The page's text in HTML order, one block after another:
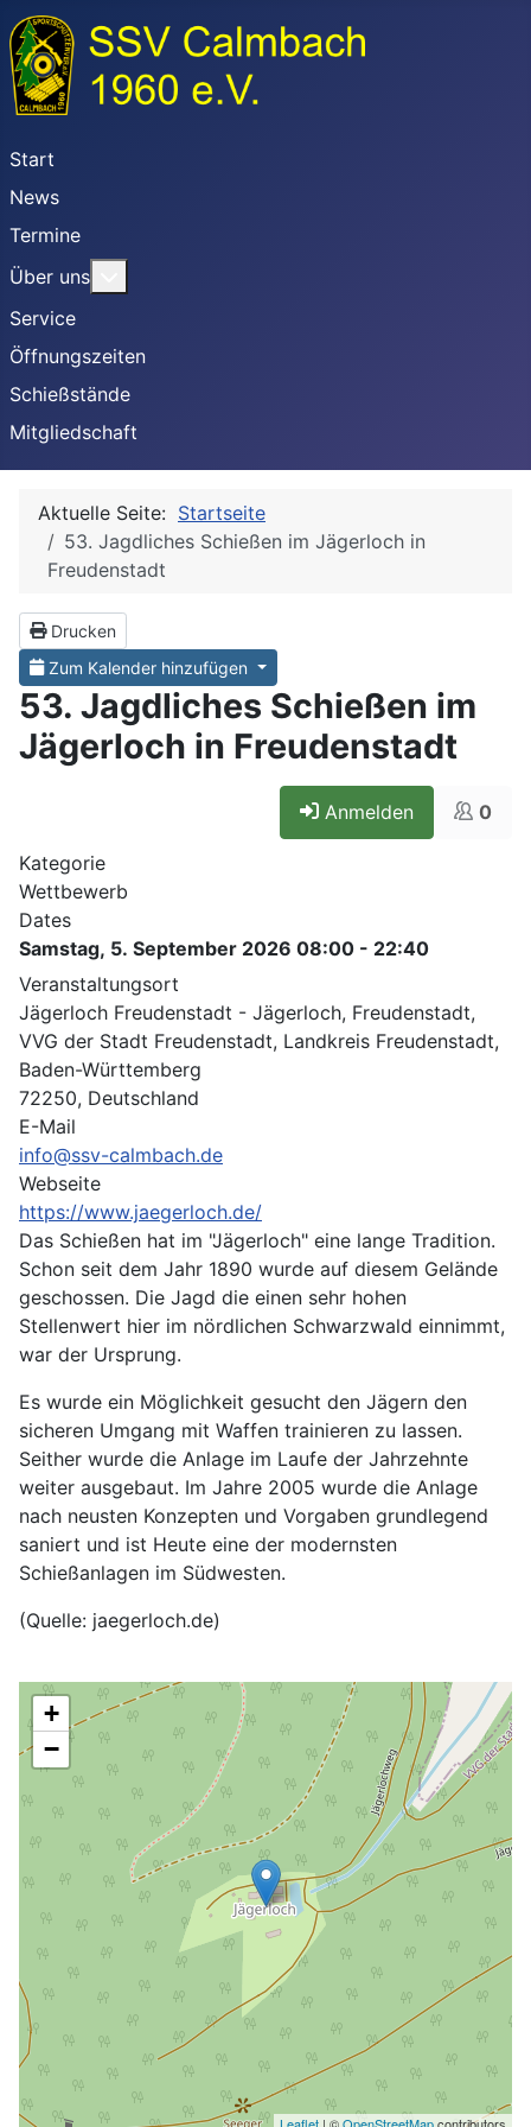
Start
News
Termine
Über uns
Service
Öffnungszeiten
Schießstände
Mitgliedschaft
Aktuelle Seite: Startseite
53. Jagdliches Schießen im Jägerloch in
Freudenstadt
Drucken
Zum Kalender hinzufügen
53. Jagdliches Schießen im
Jägerloch in Freudenstadt
Anmelden 0
Kategorie
Wettbewerb
Dates
Samstag, 5. September 2026 08:00 - 22:40
Veranstaltungsort
Jägerloch Freudenstadt - Jägerloch, Freudenstadt,
VVG der Stadt Freudenstadt, Landkreis Freudenstadt,
Baden-Württemberg
72250, Deutschland
E-Mail
info@ssv-calmbach.de
Webseite
https://www.jaegerloch.de/
Das Schießen hat im "Jägerloch" eine lange Tradition.
Schon seit dem Jahr 1890 wurde auf diesem Gelände
geschossen. Die Jagd die einen sehr hohen
Stellenwert hier im nördlichen Schwarzwald einnimmt,
war der Ursprung.
Es wurde ein Möglichkeit gesucht den Jägern den
sicheren Umgang mit Waffen trainieren zu lassen.
Seither wurde die Anlage im Laufe der Jahrzehnte
weiter ausgebaut. Im Jahre 2005 wurde die Anlage
nach neusten Konzepten und Vorgaben grundlegend
saniert und ist Heute eine der modernsten
Schießanlagen im Südwesten.
(Quelle: jaegerloch.de)
+
−
Leaflet | ©OpenStreetMapcontributors